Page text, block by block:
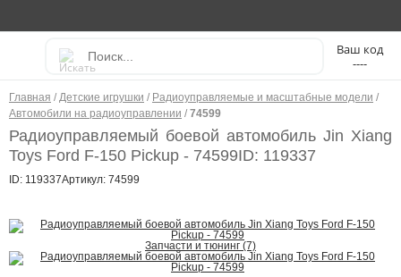
----
Главная / Детские игрушки / Радиоуправляемые и масштабные модели /
Автомобили на радиоуправлении / 74599
Радиоуправляемый боевой автомобиль Jin Xiang
Toys Ford F-150 Pickup - 74599ID: 119337
ID: 119337Артикул: 74599
Запчасти и тюнинг (7)